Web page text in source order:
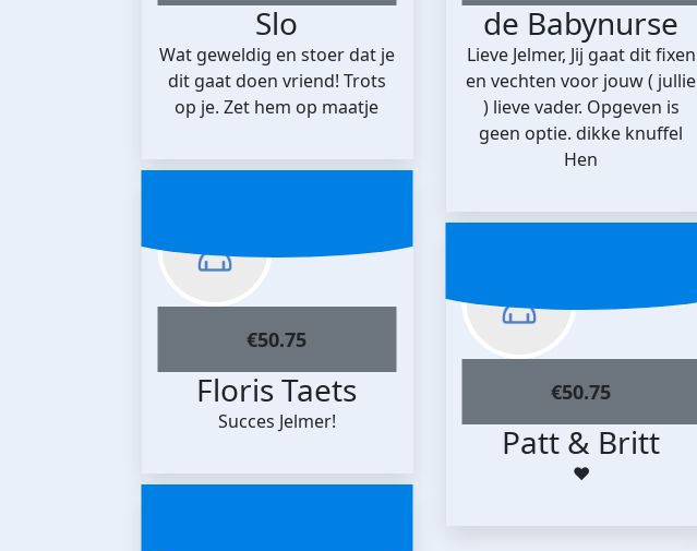
Slo
Wat geweldig en stoer dat je
dit gaat doen vriend! Trots
op je. Zet hem op maatje
de Babynurse
Lieve Jelmer, Jij gaat dit fixen
en vechten voor jouw ( jullie
) lieve vader. Opgeven is
geen optie. dikke knuffel
Hen
€50.75
Floris Taets
Succes Jelmer!
€50.75
Patt & Britt
❤️